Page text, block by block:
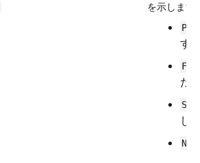
を示します
す
た
し
Na